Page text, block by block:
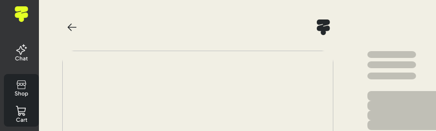
Chat
Shop
Cart